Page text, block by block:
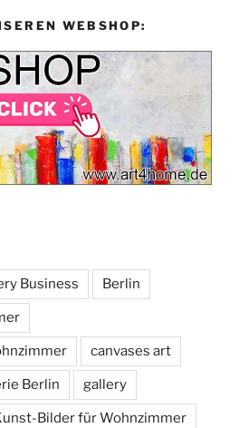
WEBSHOP:
Business Berlin
canvases art
Berlin gallery
Bilder für Wohnzimmer